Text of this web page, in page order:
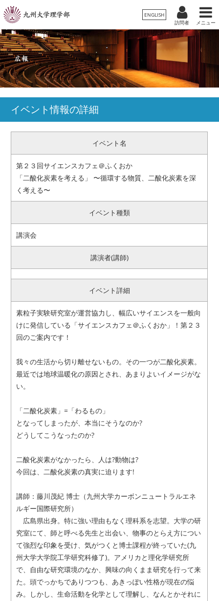
ENGLISH
訪問者
メニュー
受験生の方 卒業生/一般の方 在学生の方
保護者の方 教職員の方
理学部案内
学科・専攻
教育・学生生活
国際交流・留学
広報
リンク サイトマップ
イベント情報の詳細
イベント名
第２３回サイエンスカフェ＠ふくおか
「二酸化炭素を考える」 〜循環する物質、二酸化炭素を深
く考える〜
イベント種類
講演会
講演者(講師)
イベント詳細
素粒子実験研究室が運営協力し、幅広いサイエンスを一般向
けに発信している「サイエンスカフェ＠ふくおか」！第２３
回のご案内です！
我々の生活から切り離せないもの。その一つが二酸化炭素。
最近では地球温暖化の原因とされ、あまりよいイメージがな
い。
「二酸化炭素」=「わるもの」
となってしまったが、本当にそうなのか?
どうしてこうなったのか?
二酸化炭素がなかったら、人は?動物は?
今回は、二酸化炭素の真実に迫ります!
講師：藤川茂紀 博士（九州大学カーボンニュートラルエネ
ルギー国際研究所）
広島県出身。特に強い理由もなく理科系を志望。大学の研
究室にて、師と呼べる先生と出会い、物事のとらえ方につい
て強烈な印象を受け、気がつくと博士課程が終っていた(九
州大学大学院工学研究科修了)。アメリカと理化学研究所
で、自由な研究環境のなか、興味の向くまま研究を行って来
た。頭でっかちでありつつも、あきっぽい性格が現在の悩
み。しかし、生命活動を化学として理解し、なんとかそれに